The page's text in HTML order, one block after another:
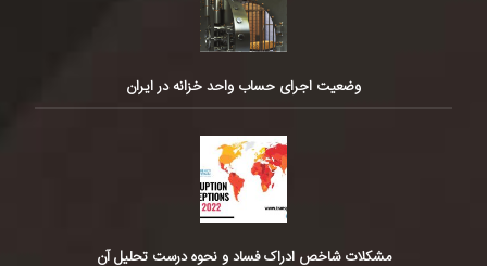
وضعیت اجرای حساب واحد خزانه در ایران
مشکلات شاخص ادراک فساد و نحوه درست تحلیل آن